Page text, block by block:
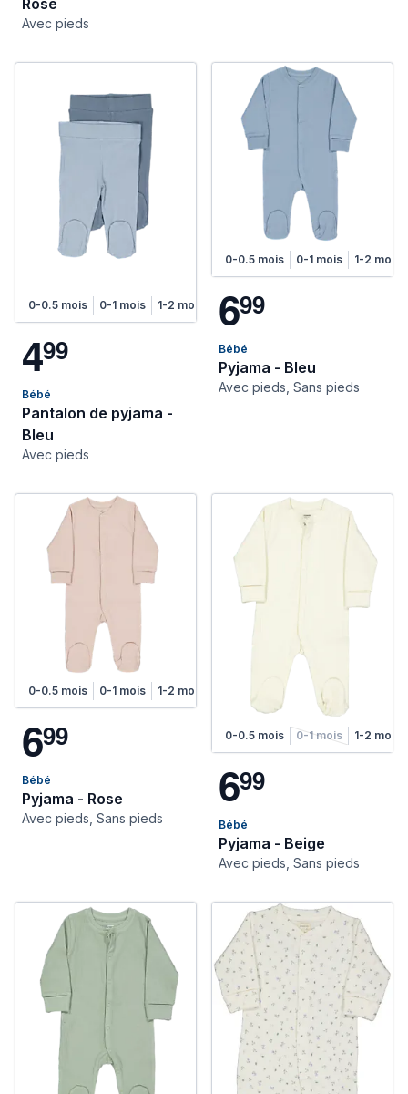
Rose
Avec pieds
0-0.5 mois 0-1 mois 1-2 mois 2-4 mois
499
Bébé
Pantalon de pyjama -
Bleu
Avec pieds
0-0.5 mois 0-1 mois 1-2 mois
699
Bébé
Pyjama - Bleu
Avec pieds, Sans pieds
0-0.5 mois 0-1 mois 1-2 mois 4-6 mois
699
Bébé
Pyjama - Rose
Avec pieds, Sans pieds
0-0.5 mois 0-1 mois 1-2 mois
699
Bébé
Pyjama - Beige
Avec pieds, Sans pieds